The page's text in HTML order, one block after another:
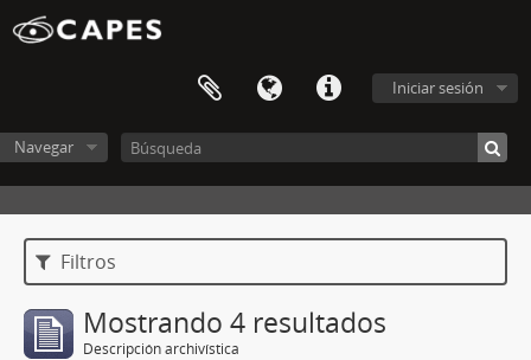
Iniciar sesión
Navegar
Filtros
Mostrando 4 resultados
Descripción archivística